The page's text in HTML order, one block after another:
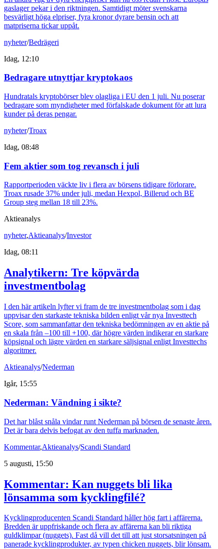
gaslager pekar i den riktningen. Samtidigt möter svenskarna
besvärligt höga elpriser, fyra kronor dyrare bensin och att
matpriserna tickar uppåt.
nyheter/Bedrägeri
Idag, 12:10
Bedragare utnyttjar kryptokaos
Hundratals kryptobörser blev olagliga i EU den 1 juli. Nu poserar
bedragare som myndigheter med förfalskade dokument för att lura
kunder på deras pengar.
nyheter/Troax
Idag, 08:48
Fem aktier som tog revansch i juli
Rapportperioden väckte liv i flera av börsens tidigare förlorare.
Troax rusade 37% under juli, medan Hexpol, Billerud och BE
Group steg mellan 18 till 23%.
Aktieanalys
nyheter,Aktieanalys/Investor
Idag, 08:11
Analytikern: Tre köpvärda
investmentbolag
I den här artikeln lyfter vi fram de tre investmentbolag som i dag
uppvisar den starkaste tekniska bilden enligt vår nya Investtech
Score, som sammanfattar den tekniska bedömningen av en aktie på
en skala från –100 till +100, där högre värden indikerar en starkare
köpsignal och lägre värden en starkare säljsignal enligt Investtechs
algoritmer.
Aktieanalys/Nederman
Igår, 15:55
Nederman: Vändning i sikte?
Det har blåst snåla vindar runt Nederman på börsen de senaste åren.
Det är bara delvis befogat av den tuffa marknaden.
Kommentar,Aktieanalys/Scandi Standard
5 augusti, 15:50
Kommentar: Kan nuggets bli lika
lönsamma som kycklingfilé?
Kycklingproducenten Scandi Standard håller hög fart i affärerna.
Bredden är uppfriskande och flera av affärerna kan bli riktiga
guldklimpar (nuggets). Fast då vill det till att just storsatsningen på
panerade kycklingprodukter, av typen chicken nuggets, blir lönsam.